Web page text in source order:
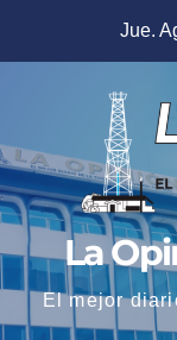
Jue.
La
El mejor